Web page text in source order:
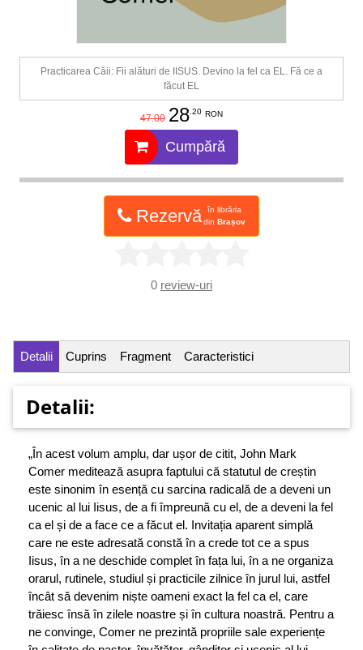
Practicarea Căii: Fii alături de IISUS. Devino la fel ca EL. Fă ce a
făcut EL
47.00 28.20 RON
Cumpără
Rezervă
în librăria
din Brașov
0 review-uri
Detalii Cuprins Fragment Caracteristici
Detalii:
„În acest volum amplu, dar ușor de citit, John Mark
Comer meditează asupra faptului că statutul de creștin
este sinonim în esență cu sarcina radicală de a deveni un
ucenic al lui Iisus, de a fi împreună cu el, de a deveni la fel
ca el și de a face ce a făcut el. Invitația aparent simplă
care ne este adresată constă în a crede tot ce a spus
Iisus, în a ne deschide complet în fața lui, în a ne organiza
orarul, rutinele, studiul și practicile zilnice în jurul lui, astfel
încât să devenim niște oameni exact la fel ca el, care
trăiesc însă în zilele noastre și în cultura noastră. Pentru a
ne convinge, Comer ne prezintă propriile sale experiențe